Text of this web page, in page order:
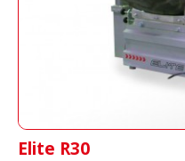
Elite R30